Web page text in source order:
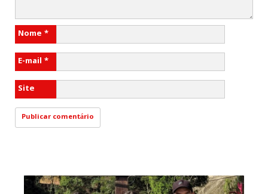
Nome *
E-mail *
Site